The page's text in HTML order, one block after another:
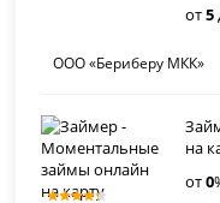
от5
ООО «Бериберу МКК»
на
от0